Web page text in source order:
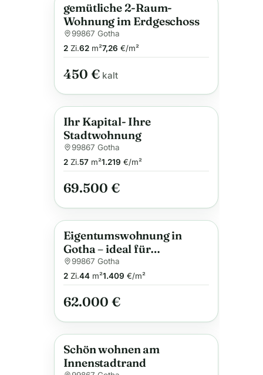
Anzeige
gemütliche 2-Raum-
Wohnung im Erdgeschoss
99867 Gotha
2Zi.62m²7,26 €/m²
450 €kalt
Anzeige
Ihr Kapital- Ihre
Stadtwohnung
99867 Gotha
2Zi.57m²1.219 €/m²
69.500 €
Anzeige
Eigentumswohnung in
Gotha – ideal für
Investoren
99867 Gotha
2Zi.44m²1.409 €/m²
62.000 €
Anzeige
Schön wohnen am
Innenstadtrand